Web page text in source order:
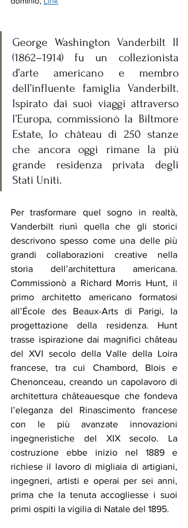
George Washington Vanderbilt II
(1862–1914) fu un collezionista
d’arte americano e membro
dell’influente famiglia Vanderbilt.
Ispirato dai suoi viaggi attraverso
l’Europa, commissionò la Biltmore
Estate, lo château di 250 stanze
che ancora oggi rimane la più
grande residenza privata degli
Stati Uniti.
Per trasformare quel sogno in realtà,
Vanderbilt riunì quella che gli storici
descrivono spesso come una delle più
grandi collaborazioni creative nella
storia dell’architettura americana.
Commissionò a Richard Morris Hunt, il
primo architetto americano formatosi
all’École des Beaux-Arts di Parigi, la
progettazione della residenza. Hunt
trasse ispirazione dai magnifici château
del XVI secolo della Valle della Loira
francese, tra cui Chambord, Blois e
Chenonceau, creando un capolavoro di
architettura châteauesque che fondeva
l’eleganza del Rinascimento francese
con le più avanzate innovazioni
ingegneristiche del XIX secolo. La
costruzione ebbe inizio nel 1889 e
richiese il lavoro di migliaia di artigiani,
ingegneri, artisti e operai per sei anni,
prima che la tenuta accogliesse i suoi
primi ospiti la vigilia di Natale del 1895.